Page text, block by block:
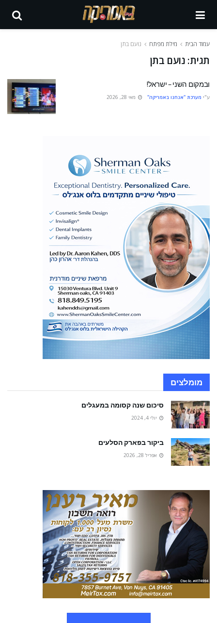
עמוד הבית מילת מפתח נועם בתן
תגית: נועם בתן
ובמקום השני – ישראל!
ע"י מערכת "אנחנו באמריקה" מאי 28, 2026
מומלצים
סיכום שנה קסומה במעגלים
יולי 4, 2024
ביקור בפארק הסלעים
אפריל 28, 2026